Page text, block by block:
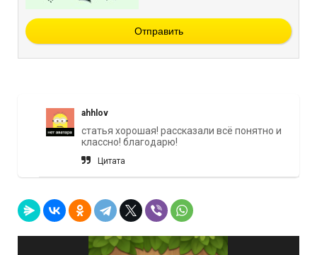
Отправить
ahhlov
статья хорошая! рассказали всё понятно и
классно! благодарю!
Цитата